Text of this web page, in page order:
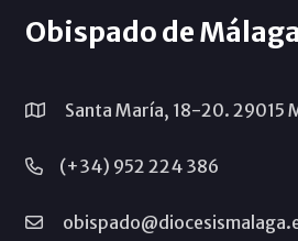
Obispado de Málaga
Santa María, 18-20. 29015
(+34) 952 224 386